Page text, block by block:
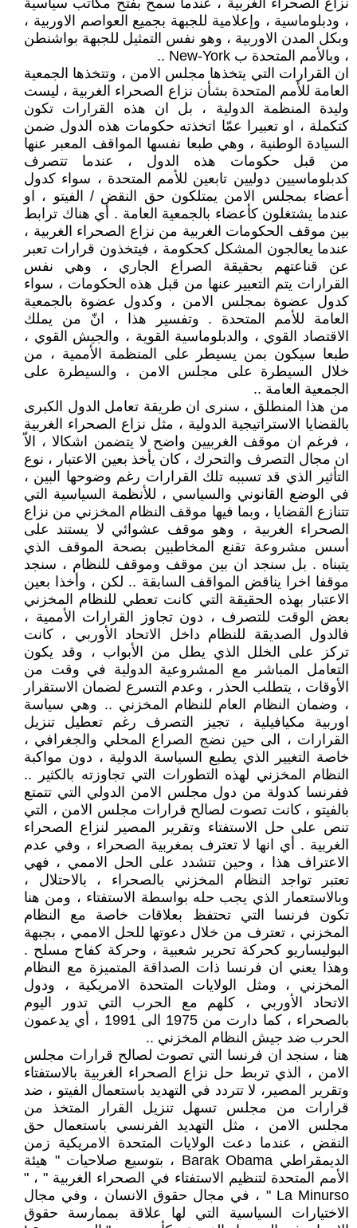
نزاع الصحراء الغربية ، عندما سمح بفتح مكاتب سياسية
، ودبلوماسية ، وإعلامية للجبهة بجميع العواصم الاوربية ،
وبكل المدن الاوربية ، وهو نفس التمثيل للجبهة بواشنطن
، وبالأمم المتحدة ب New-York ..
ان القرارات التي يتخذها مجلس الامن ، وتتخذها الجمعية
العامة للأمم المتحدة بشأن نزاع الصحراء الغربية ، ليست
وليدة المنظمة الدولية ، بل ان هذه القرارات تكون
كتكملة ، او تعبيرا عمّا اتخذته حكومات هذه الدول ضمن
السيادة الوطنية ، وهي طبعا نفسها المواقف المعبر عنها
من قبل حكومات هذه الدول ، عندما تتصرف
كدبلوماسيين دوليين تابعين للأمم المتحدة ، سواء كدول
أعضاء بمجلس الامن يمتلكون حق النقض / الفيتو ، او
عندما يشتغلون كأعضاء بالجمعية العامة . أي هناك ترابط
بين موقف الحكومات الغربية من نزاع الصحراء الغربية ،
عندما يعالجون المشكل كحكومة ، فيتخذون قرارات تعبر
عن قناعتهم بحقيقة الصراع الجاري ، وهي نفس
القرارات يتم التعبير عنها من قبل هذه الحكومات ، سواء
كدول عضوة بمجلس الامن ، وكدول عضوة بالجمعية
العامة للأمم المتحدة . وتفسير هذا ، انّ من يملك
الاقتصاد القوي ، والدبلوماسية القوية ، والجيش القوي ،
طبعا سيكون بمن يسيطر على المنظمة الأممية ، من
خلال السيطرة على مجلس الامن ، والسيطرة على
الجمعية العامة ..
من هذا المنطلق ، سنرى ان طريقة تعامل الدول الكبرى
بالقضايا الاستراتيجية الدولية ، مثل نزاع الصحراء الغربية
، فرغم ان موقف الغربيين واضح لا يتضمن اشكالا ، الاّ
ان مجال التصرف والتحرك ، كان يأخذ بعين الاعتبار ، نوع
التأثير الذي قد تسببه تلك القرارات رغم وضوحها البين ،
في الوضع القانوني والسياسي ، للأنظمة السياسية التي
تتنازع القضايا ، وبما فيها موقف النظام المخزني من نزاع
الصحراء الغربية ، وهو موقف عشوائي لا يستند على
أسس مشروعة تقنع المخاطبين بصحة الموقف الذي
يتبناه . بل سنجد ان بين موقف وموقف للنظام ، سنجد
موقفا اخرا يناقض المواقف السابقة .. لكن ، وأخذا بعين
الاعتبار بهذه الحقيقة التي كانت تعطي للنظام المخزني
بعض الوقت للتصرف ، دون تجاوز القرارات الأممية ،
فالدول الصديقة للنظام داخل الاتحاد الأوربي ، كانت
تركز على الخلل الذي يطل من الأبواب ، وقد يكون
التعامل المباشر مع المشروعية الدولية في وقت من
الأوقات ، يتطلب الحذر ، وعدم التسرع لضمان الاستقرار
، وضمان النظام العام للنظام المخزني .. وهي سياسة
اوربية مكيافيلية ، تجيز التصرف رغم تعطيل تنزيل
القرارات ، الى حين نضج الصراع المحلي والجغرافي ،
خاصة التغيير الذي يطبع السياسة الدولية ، دون مواكبة
النظام المخزني لهذه التطورات التي تجاوزته بالكثير ..
ففرنسا كدولة من دول مجلس الامن الدولي التي تتمتع
بالفيتو ، كانت تصوت لصالح قرارات مجلس الامن ، التي
تنص على حل الاستفتاء وتقرير المصير لنزاع الصحراء
الغربية . أي انها لا تعترف بمغربية الصحراء ، وفي عدم
الاعتراف هذا ، وحين تتشدد على الحل الاممي ، فهي
تعتبر تواجد النظام المخزني بالصحراء ، بالاحتلال ،
وبالاستعمار الذي يجب حله بواسطة الاستفتاء ، ومن هنا
تكون فرنسا التي تحتفظ بعلاقات خاصة مع النظام
المخزني ، تعترف من خلال دعوتها للحل الاممي ، بجبهة
البوليساريو كحركة تحرير شعبية ، وحركة كفاح مسلح .
وهذا يعني ان فرنسا ذات الصداقة المتميزة مع النظام
المخزني ، ومثل الولايات المتحدة الامريكية ، ودول
الاتحاد الأوربي ، كلهم مع الحرب التي تدور اليوم
بالصحراء ، كما دارت من 1975 الى 1991 ، أي يدعمون
الحرب ضد جيش النظام المخزني ..
هنا ، سنجد ان فرنسا التي تصوت لصالح قرارات مجلس
الامن ، الذي تربط حل نزاع الصحراء الغربية بالاستفتاء
وتقرير المصير، لا تتردد في التهديد باستعمال الفيتو ، ضد
قرارات من مجلس تسهل تنزيل القرار المتخذ من
مجلس الامن ، مثل التهديد الفرنسي باستعمال حق
النقض ، عندما دعت الولايات المتحدة الامريكية زمن
الديمقراطي Barak Obama ، بتوسيع صلاحيات " هيئة
الأمم المتحدة لتنظيم الاستفتاء في الصحراء الغربية " ، "
La Minurso " ، في مجال حقوق الانسان ، وفي مجال
الاختيارات السياسية التي لها علاقة بممارسة حقوق